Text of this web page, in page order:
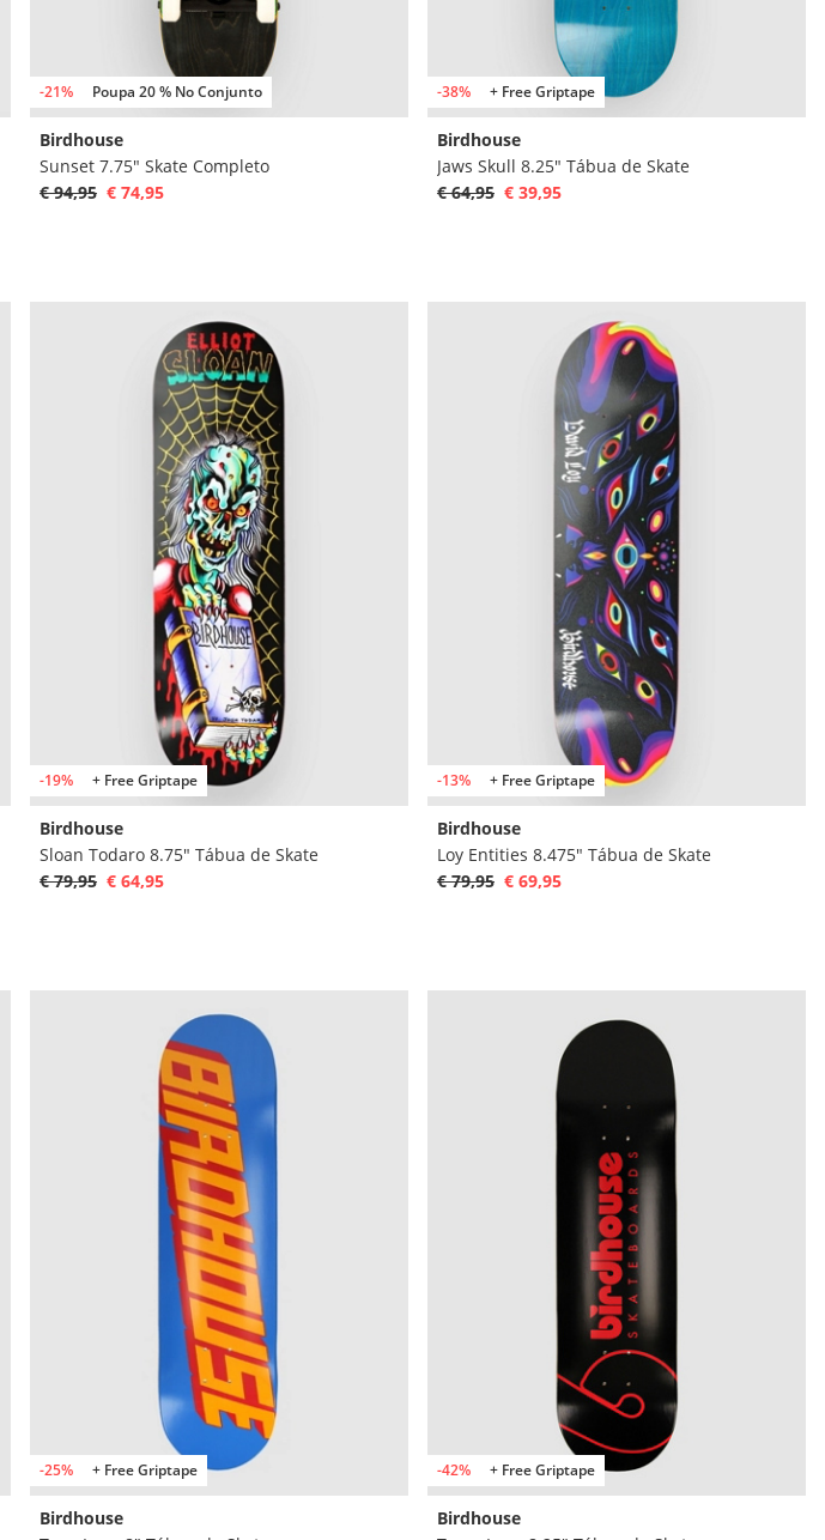
-21% Poupa 20 % No Conjunto
Birdhouse
Sunset 7.75" Skate Completo
€ 94,95 € 74,95
-38% + Free Griptape
Birdhouse
Jaws Skull 8.25" Tábua de Skate
€ 64,95 € 39,95
-19% + Free Griptape
Birdhouse
Sloan Todaro 8.75" Tábua de Skate
€ 79,95 € 64,95
-13% + Free Griptape
Birdhouse
Loy Entities 8.475" Tábua de Skate
€ 79,95 € 69,95
-25% + Free Griptape
Birdhouse
-42% + Free Griptape
Birdhouse